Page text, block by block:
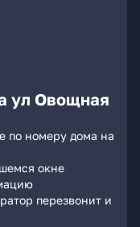
ул Овощная
по номеру дома на
окне
перезвонит и